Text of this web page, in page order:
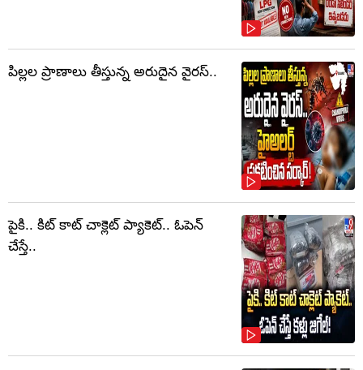
పిల్లల ప్రాణాలు తీస్తున్న అరుదైన వైరస్..
పైకి.. కిట్‌ కాట్‌ చాక్లెట్ ప్యాకెట్‌.. ఓపెన్‌
చేస్తే..